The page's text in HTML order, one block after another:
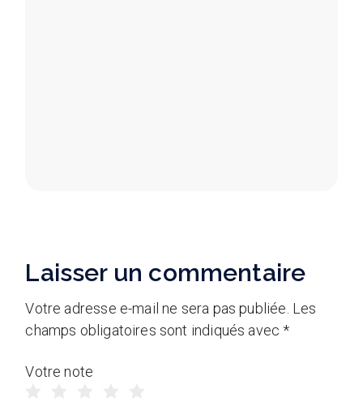
Laisser un commentaire
Votre adresse e-mail ne sera pas publiée. Les
champs obligatoires sont indiqués avec*
Votre note